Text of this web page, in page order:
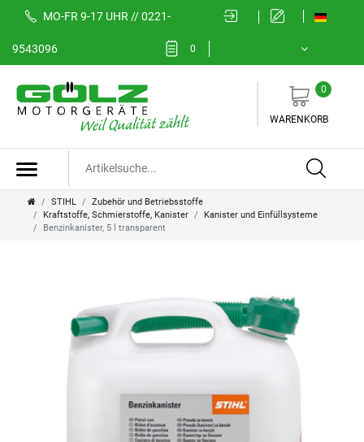
MO-FR 9-17 UHR // 0221-
9543096 0
0
WARENKORB
STIHL
Zubehör und Betriebsstoffe
Kraftstoffe, Schmierstoffe, Kanister
Kanister und Einfüllsysteme
Benzinkanister, 5 l transparent